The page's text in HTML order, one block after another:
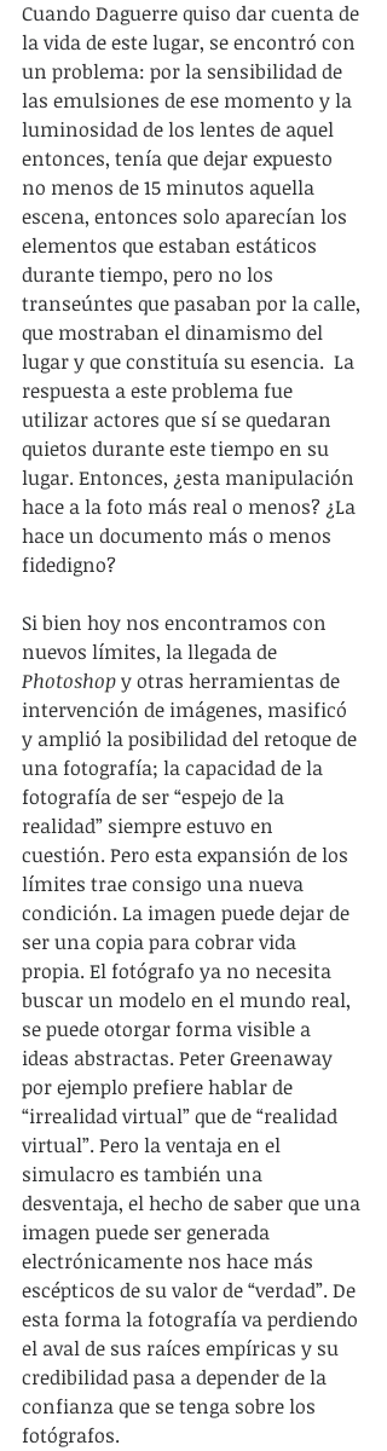
Cuando Daguerre quiso dar cuenta de
la vida de este lugar, se encontró con
un problema: por la sensibilidad de
las emulsiones de ese momento y la
luminosidad de los lentes de aquel
entonces, tenía que dejar expuesto
no menos de 15 minutos aquella
escena, entonces solo aparecían los
elementos que estaban estáticos
durante tiempo, pero no los
transeúntes que pasaban por la calle,
que mostraban el dinamismo del
lugar y que constituía su esencia.  La
respuesta a este problema fue
utilizar actores que sí se quedaran
quietos durante este tiempo en su
lugar. Entonces, ¿esta manipulación
hace a la foto más real o menos? ¿La
hace un documento más o menos
fidedigno?
Si bien hoy nos encontramos con
nuevos límites, la llegada de
Photoshop y otras herramientas de
intervención de imágenes, masificó
y amplió la posibilidad del retoque de
una fotografía; la capacidad de la
fotografía de ser “espejo de la
realidad” siempre estuvo en
cuestión. Pero esta expansión de los
límites trae consigo una nueva
condición. La imagen puede dejar de
ser una copia para cobrar vida
propia. El fotógrafo ya no necesita
buscar un modelo en el mundo real,
se puede otorgar forma visible a
ideas abstractas. Peter Greenaway
por ejemplo prefiere hablar de
“irrealidad virtual” que de “realidad
virtual”. Pero la ventaja en el
simulacro es también una
desventaja, el hecho de saber que una
imagen puede ser generada
electrónicamente nos hace más
escépticos de su valor de “verdad”. De
esta forma la fotografía va perdiendo
el aval de sus raíces empíricas y su
credibilidad pasa a depender de la
confianza que se tenga sobre los
fotógrafos.